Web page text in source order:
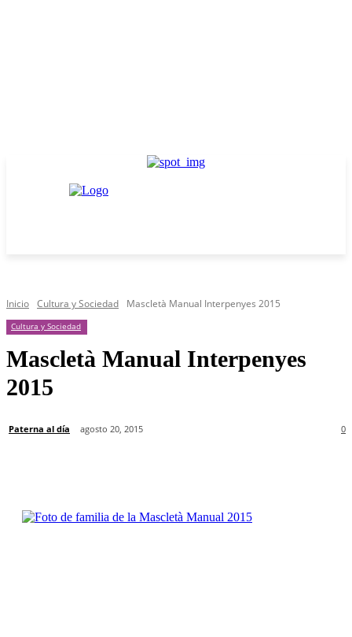
Inicio Cultura y Sociedad Mascletà Manual Interpenyes 2015
Cultura y Sociedad
Mascletà Manual Interpenyes
2015
Paterna al día agosto 20, 2015 0